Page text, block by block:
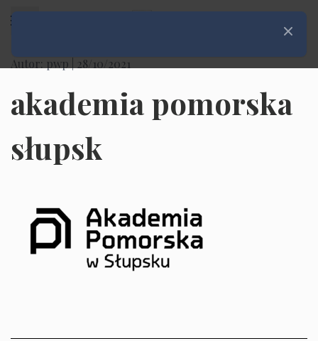
Autor: pwp | 28/10/2021
akademia pomorska
słupsk
Zamknij